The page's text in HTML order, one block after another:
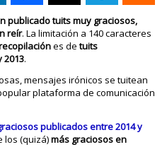
publicado tuits muy graciosos,
reír. La limitación a 140 caracteres
es detuits
2013.
mensajes irónicos se tuitean
plataforma de comunicación
publicados entre 2014 y
los (quizá)más graciosos en